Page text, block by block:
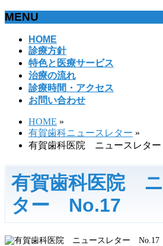
MENU
HOME
診療方針
特色と医療サービス
治療の流れ
診療時間・アクセス
お問い合わせ
HOME »
有賀歯科ニュースレター »
有賀歯科医院 ニュースレタ
有賀歯科医院
ター No.17